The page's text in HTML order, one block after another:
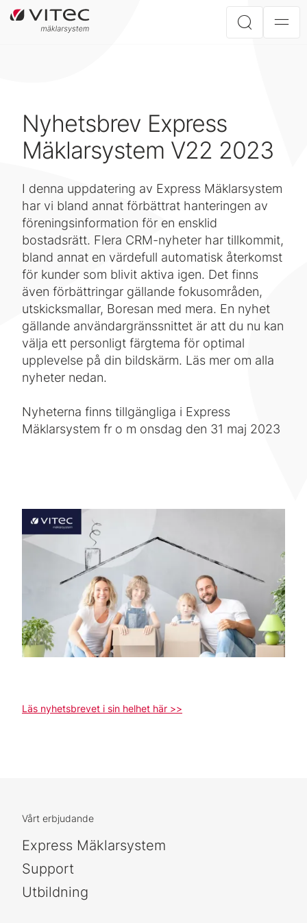
Nyhetsbrev Express
Mäklarsystem V22 2023
I denna uppdatering av Express Mäklarsystem
har vi bland annat förbättrat hanteringen av
föreningsinformation för en ensklid
bostadsrätt. Flera CRM-nyheter har tillkommit,
bland annat en värdefull automatisk återkomst
för kunder som blivit aktiva igen. Det finns
även förbättringar gällande fokusområden,
utskicksmallar, Boresan med mera. En nyhet
gällande användargränssnittet är att du nu kan
välja ett personligt färgtema för optimal
upplevelse på din bildskärm. Läs mer om alla
nyheter nedan.
Nyheterna finns tillgängliga i Express
Mäklarsystem fr o m onsdag den 31 maj 2023
Läs nyhetsbrevet i sin helhet här >>
Vårt erbjudande
Express Mäklarsystem
Support
Utbildning